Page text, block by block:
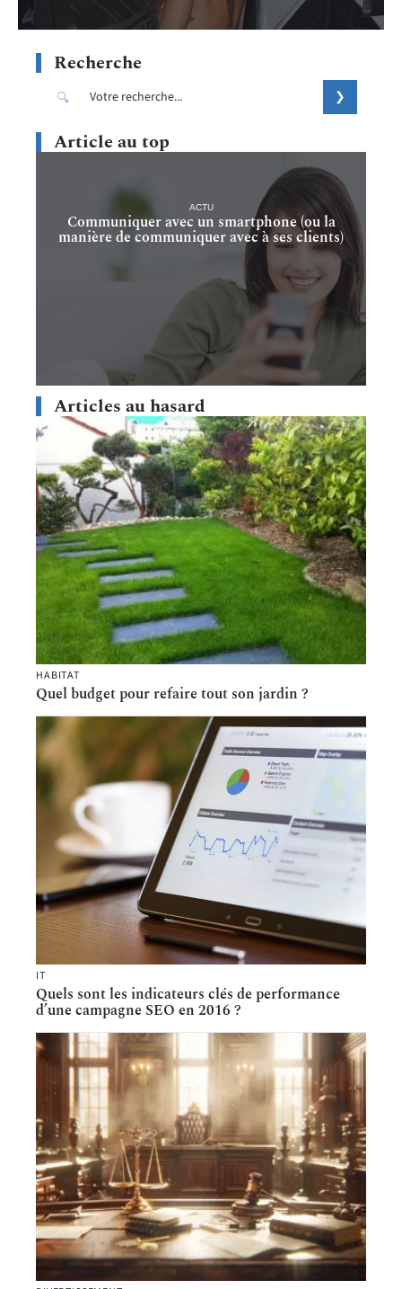
Recherche
Article au top
ACTU
Communiquer avec un smartphone (ou la
manière de communiquer avec à ses clients)
Articles au hasard
HABITAT
Quel budget pour refaire tout son jardin ?
IT
Quels sont les indicateurs clés de performance
d’une campagne SEO en 2016 ?